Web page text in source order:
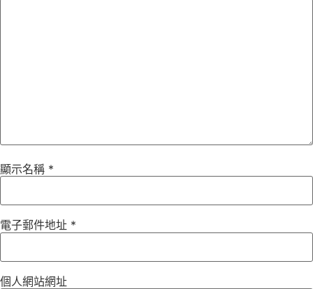
顯示名稱 *
電子郵件地址 *
個人網站網址